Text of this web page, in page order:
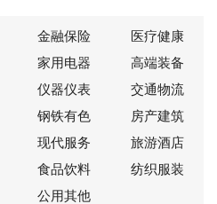
金融保险
医疗健康
家用电器
高端装备
仪器仪表
交通物流
钢铁有色
房产建筑
现代服务
旅游酒店
食品饮料
纺织服装
公用其他